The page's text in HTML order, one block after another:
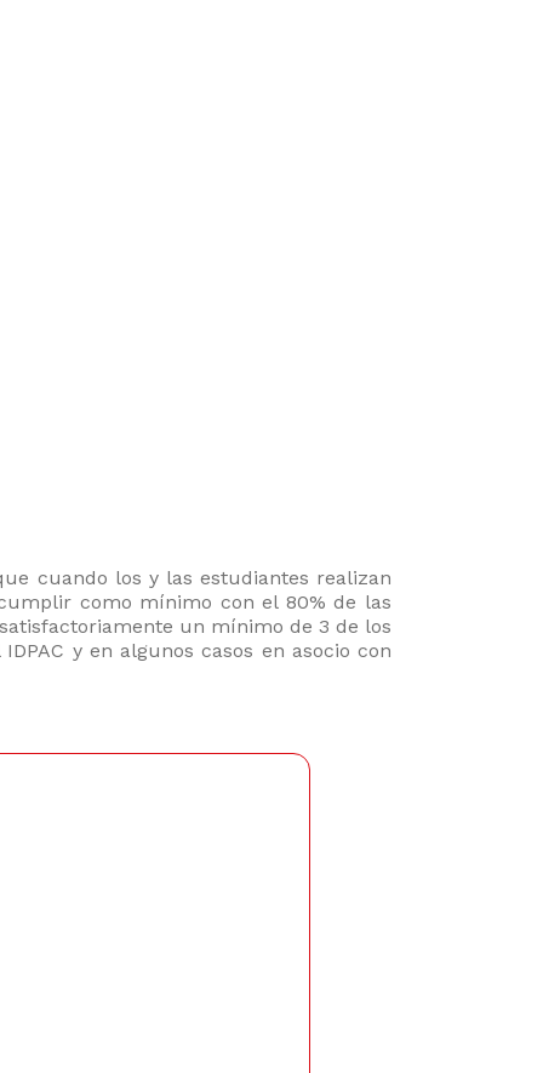
cuando los y las estudiantes realizan
como mínimo con el 80% de las
un mínimo de 3 de los
y en algunos casos en asocio con